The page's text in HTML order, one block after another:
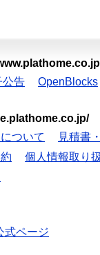
公告 OpenBlocks
ついて 見積書
個人情報取り
式ページ